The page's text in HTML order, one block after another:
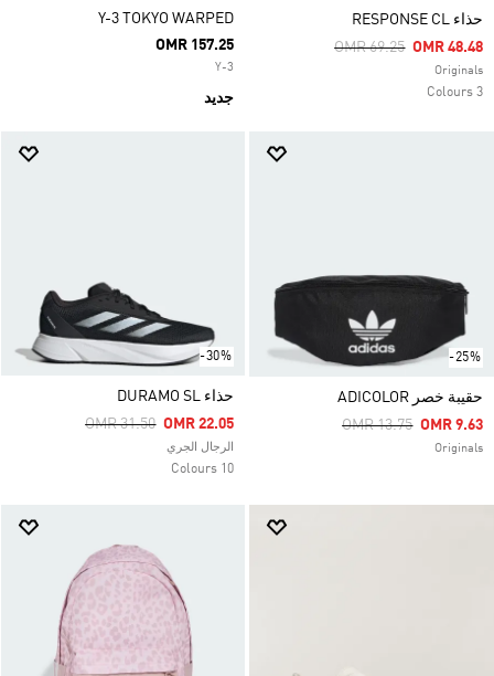
حذاء RESPONSE CL
Price Reduced From
OMR 69.25ToOMR 48.48
Originals
3 Colours
Y-3 TOKYO WARPED
OMR 157.25
Y-3
جديد
-25%
حقيبة خصر ADICOLOR
Price Reduced From
OMR 13.75ToOMR 9.63
Originals
-30%
حذاء DURAMO SL
Price Reduced From
OMR 31.50ToOMR 22.05
الرجال الجري
10 Colours